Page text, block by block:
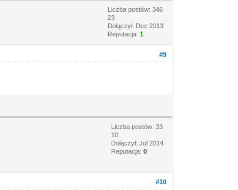
Liczba postów: 346
23
Dołączył: Dec 2013
Reputacja:1
#9
Liczba postów: 33
10
Dołączył: Jul 2014
Reputacja:0
#10